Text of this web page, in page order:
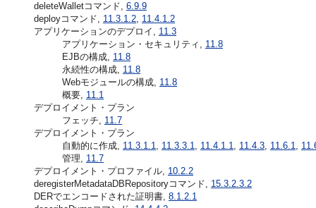
deleteWalletコマンド, 6.9.9
deployコマンド, 11.3.1.2, 11.4.1.2
アプリケーションのデプロイ, 11.3
アプリケーション・セキュリティ, 11.8
EJBの構成, 11.8
永続性の構成, 11.8
Webモジュールの構成, 11.8
概要, 11.1
デプロイメント・プラン
フェッチ, 11.7
デプロイメント・プラン
自動的に作成, 11.3.1.1, 11.3.3.1, 11.4.1.1, 11.4.3, 11.6.1,
管理, 11.7
デプロイメント・プロファイル, 10.2.2
deregisterMetadataDBRepositoryコマンド, 15.3.2.3.2
DERでエンコードされた証明書, 8.1.2.1